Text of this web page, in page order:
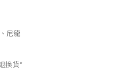
尼龍
換貨*